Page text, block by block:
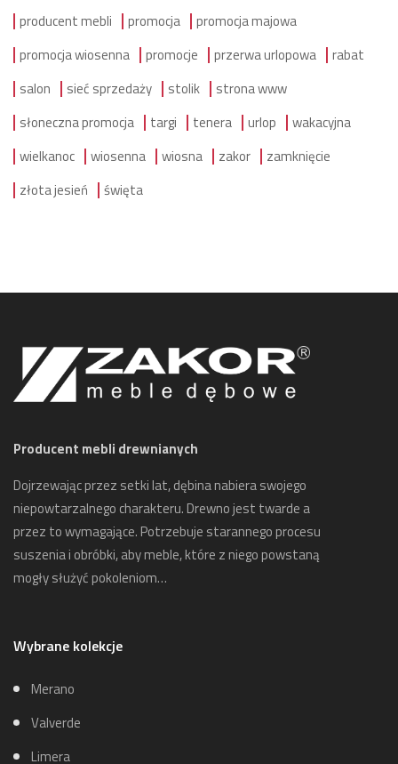
producent mebli
promocja
promocja majowa
promocja wiosenna
promocje przerwa urlopowa
rabat
salon
sieć sprzedaży stolik
strona www
słoneczna promocja
targi tenera urlop
wakacyjna
wielkanoc
wiosenna wiosna zakor
zamknięcie
złota jesień
święta
Producent mebli drewnianych
Dojrzewając przez setki lat, dębina nabiera swojego
niepowtarzalnego charakteru. Drewno jest twarde a
przez to wymagające. Potrzebuje starannego procesu
suszenia i obróbki, aby meble, które z niego powstaną
mogły służyć pokoleniom…
Wybrane kolekcje
Merano
Valverde
Limera